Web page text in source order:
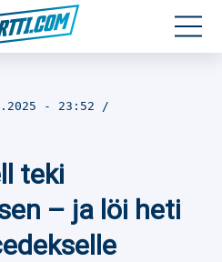
- 23:52
teki
– ja löi heti